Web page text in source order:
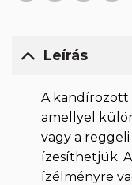
Leírás
A kandírozott
amellyel
vagy a
ízesíthetjük.
ízélményre